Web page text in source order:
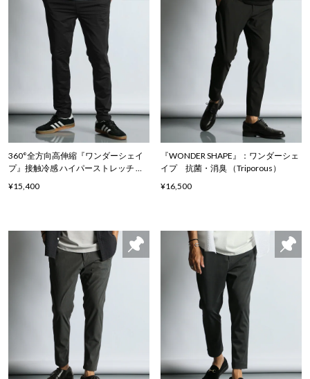
360°全方向高伸縮『ワンダーシェイ
プ』接触冷感 ハイパーストレッチ ア
¥15,400
『WONDER SHAPE』：ワンダーシェ
イプ 抗菌・消臭 （Triporous）
¥16,500